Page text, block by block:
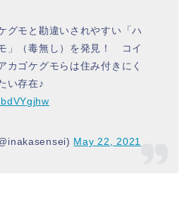
グモと勘違いされやすい「ハ
」（毒無し）を発見！ コイ
カゴケグモらは住み付きにく
い存在♪
May 22, 2021